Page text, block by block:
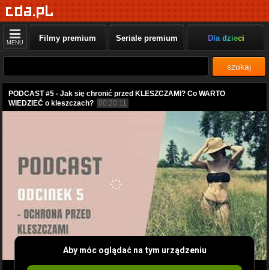
MENU Filmy premium Seriale premium Dla dzieci
szukaj
PODCAST #5 - Jak się chronić przed KLESZCZAMI? Co WARTO
WIEDZIEĆ o kleszczach? 00:20:11
Aby móc oglądać na tym urządzeniu